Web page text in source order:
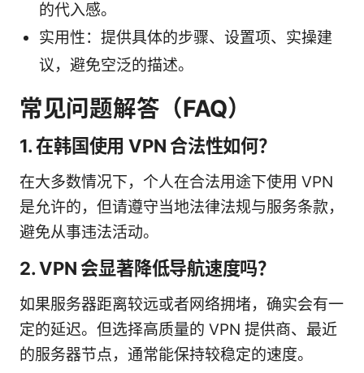
的代入感。
实用性：提供具体的步骤、设置项、实操建
议，避免空泛的描述。
常见问题解答（FAQ）
1. 在韩国使用 VPN 合法性如何？
在大多数情况下，个人在合法用途下使用 VPN
是允许的，但请遵守当地法律法规与服务条款，
避免从事违法活动。
2. VPN 会显著降低导航速度吗？
如果服务器距离较远或者网络拥堵，确实会有一
定的延迟。但选择高质量的 VPN 提供商、最近
的服务器节点，通常能保持较稳定的速度。